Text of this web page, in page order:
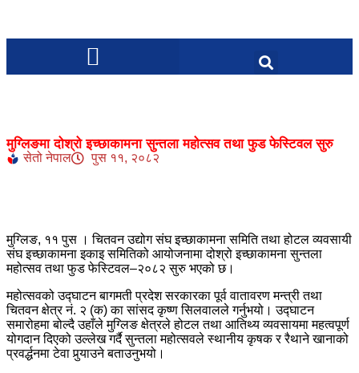
मुग्लिङमा दोश्रो इच्छाकामना सुन्तला महोत्सव तथा फुड फेस्टिवल सुरु
सेतो नेपाल पुस ११, २०८२
मुग्लिङ, ११ पुस । चितवन उद्योग संघ इच्छाकामना समिति तथा होटल व्यवसायी
संघ इच्छाकामना इकाइ समितिको आयोजनामा दोश्रो इच्छाकामना सुन्तला
महोत्सव तथा फुड फेस्टिवल–२०८२ सुरु भएको छ।
महोत्सवको उद्घाटन बागमती प्रदेश सरकारका पूर्व वातावरण मन्त्री तथा
चितवन क्षेत्र नं. २ (क) का सांसद कृष्ण सिलवालले गर्नुभयो। उद्घाटन
समारोहमा बोल्दै उहाँले मुग्लिङ क्षेत्रले होटल तथा आतिथ्य व्यवसायमा महत्वपूर्ण
योगदान दिएको उल्लेख गर्दै सुन्तला महोत्सवले स्थानीय कृषक र रैथाने खानाको
प्रवर्द्धनमा टेवा पुर्‍याउने बताउनुभयो।